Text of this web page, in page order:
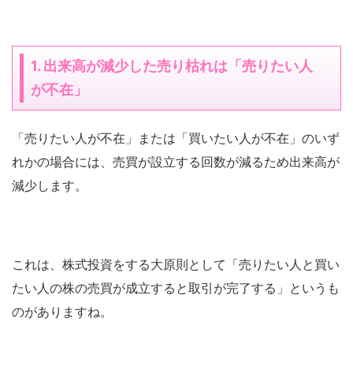
1. 出来高が減少した売り枯れは「売りたい人
が不在」
「売りたい人が不在」または「買いたい人が不在」のいず
れかの場合には、売買が設立する回数が減るため出来高が
減少します。
これは、株式投資をする大原則として「売りたい人と買い
たい人の株の売買が成立すると取引が完了する」というも
のがありますね。